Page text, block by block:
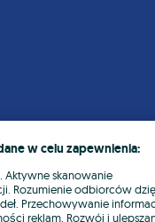
w celu zapewnienia:
Aktywne skanowanie
Rozumienie odbiorców
Przechowywanie
reklam. Rozwój i